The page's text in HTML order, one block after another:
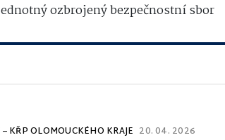
ozbrojený bezpečnostní sbor
KŘP OLOMOUCKÉHO KRAJE 20. 04. 2026